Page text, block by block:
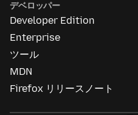
デベロッパー
Developer Edition
Enterprise
ツール
MDN
Firefox リリースノート